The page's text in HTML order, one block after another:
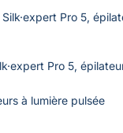
le 𝐦𝐚𝐢𝐥𝐥𝐨𝐭, la 𝐥è𝐯𝐫𝐞
et d'un mode manuel
le 𝐯𝐞𝐧𝐭𝐫𝐞, les 𝐛𝐫𝐚𝐬 et les
Pro 5,
à lumière pulsée